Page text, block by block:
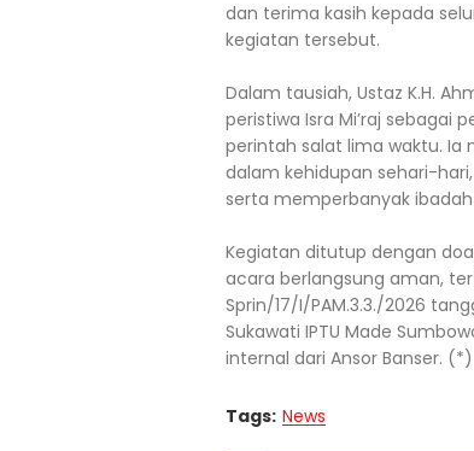
dan terima kasih kepada
kegiatan tersebut.
Dalam tausiah, Ustaz K.H.
peristiwa Isra Mi’raj sebagai
perintah salat lima waktu. Ia
dalam kehidupan sehari-
serta memperbanyak
Kegiatan ditutup dengan
acara berlangsung aman,
Sprin/17/I/PAM.3.3./2026
Sukawati IPTU Made
internal dari Ansor Banser. (*)
Tags: News